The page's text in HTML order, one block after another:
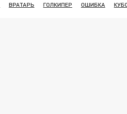
ВРАТАРЬ ГОЛКИПЕР ОШИБКА